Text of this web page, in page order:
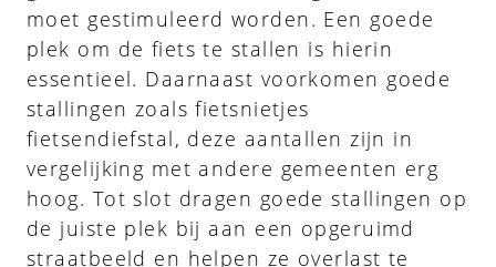
moet gestimuleerd worden. Een goede
plek om de fiets te stallen is hierin
essentieel. Daarnaast voorkomen goede
stallingen zoals fietsnietjes
fietsendiefstal, deze aantallen zijn in
vergelijking met andere gemeenten erg
hoog. Tot slot dragen goede stallingen op
de juiste plek bij aan een opgeruimd
straatbeeld en helpen ze overlast te